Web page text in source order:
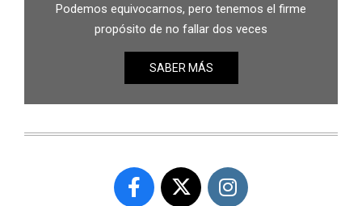
Podemos equivocarnos, pero tenemos el firme
propósito de no fallar dos veces
SABER MÁS